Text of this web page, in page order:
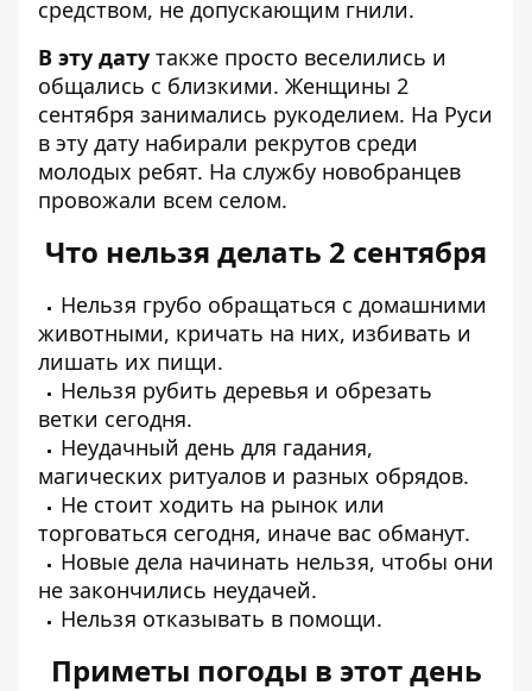
средством, не допускающим гнили.
В эту дату также просто веселились и
общались с близкими. Женщины 2
сентября занимались рукоделием. На Руси
в эту дату набирали рекрутов среди
молодых ребят. На службу новобранцев
провожали всем селом.
Что нельзя делать 2 сентября
Нельзя грубо обращаться с домашними
животными, кричать на них, избивать и
лишать их пищи.
Нельзя рубить деревья и обрезать
ветки сегодня.
Неудачный день для гадания,
магических ритуалов и разных обрядов.
Не стоит ходить на рынок или
торговаться сегодня, иначе вас обманут.
Новые дела начинать нельзя, чтобы они
не закончились неудачей.
Нельзя отказывать в помощи.
Приметы погоды в этот день